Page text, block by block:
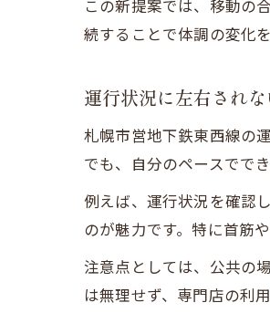
この新提案では、移動の
続することで体調の変化
運行状況に左右され
札幌市営地下鉄東西線の
でも、自分のペースでで
例えば、運行状況を確認
のが魅力です。特に首筋
注意点としては、公共の
は無理せず、専門店の利